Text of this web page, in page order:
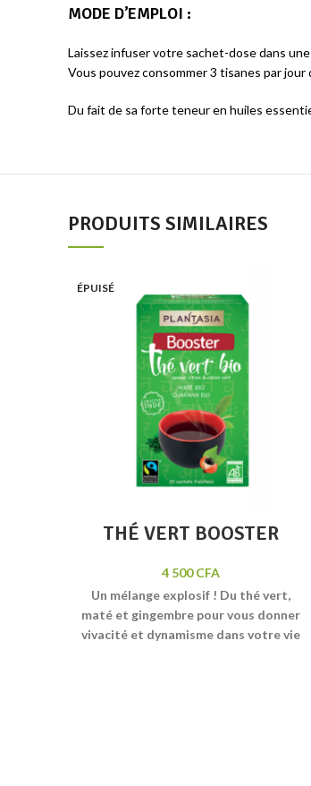
MODE D’EMPLOI :
Laissez infuser votre sachet-dose dans
Vous pouvez consommer 3 tisanes par
Du fait de sa forte teneur en huiles
PRODUITS SIMILAIRES
ÉPUISÉ
THÉ VERT BOOSTER
4 500CFA
Un mélange explosif ! Du thé vert,
maté et gingembre pour vous donner
vivacité et dynamisme dans votre vie
Lire la suite
Quick view